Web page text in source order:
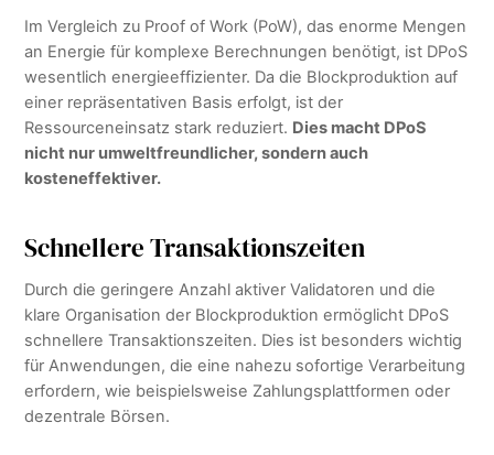
Im Vergleich zu Proof of Work (PoW), das enorme Mengen
an Energie für komplexe Berechnungen benötigt, ist DPoS
wesentlich energieeffizienter. Da die Blockproduktion auf
einer repräsentativen Basis erfolgt, ist der
Ressourceneinsatz stark reduziert. Dies macht DPoS
nicht nur umweltfreundlicher, sondern auch
kosteneffektiver.
Schnellere Transaktionszeiten
Durch die geringere Anzahl aktiver Validatoren und die
klare Organisation der Blockproduktion ermöglicht DPoS
schnellere Transaktionszeiten. Dies ist besonders wichtig
für Anwendungen, die eine nahezu sofortige Verarbeitung
erfordern, wie beispielsweise Zahlungsplattformen oder
dezentrale Börsen.